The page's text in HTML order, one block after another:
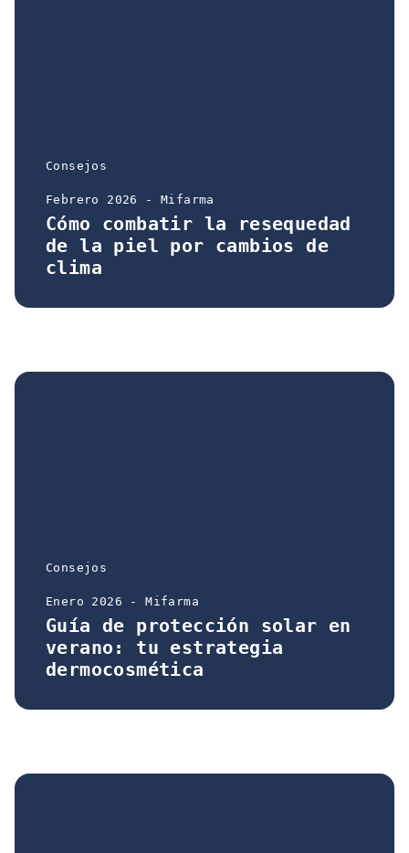
Consejos
Febrero 2026 - Mifarma
Cómo combatir la resequedad
de la piel por cambios de
clima
Consejos
Enero 2026 - Mifarma
Guía de protección solar en
verano: tu estrategia
dermocosmética